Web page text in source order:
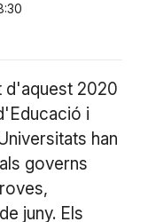
d'aquest 2020
i
han
governs
juny. Els